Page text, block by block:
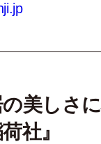
美しさ
社』